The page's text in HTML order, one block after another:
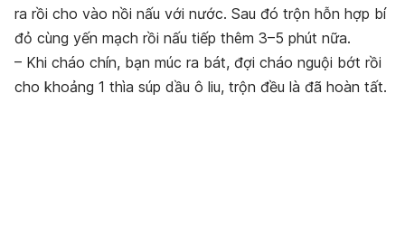
ra rồi cho vào nồi nấu với nước. Sau đó trộn hỗn hợp bí
đỏ cùng yến mạch rồi nấu tiếp thêm 3–5 phút nữa.
– Khi cháo chín, bạn múc ra bát, đợi cháo nguội bớt rồi
cho khoảng 1 thìa súp dầu ô liu, trộn đều là đã hoàn tất.